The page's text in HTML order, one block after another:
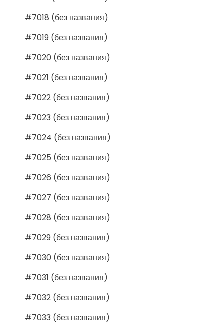
#7018 (без названия)
#7019 (без названия)
#7020 (без названия)
#7021 (без названия)
#7022 (без названия)
#7023 (без названия)
#7024 (без названия)
#7025 (без названия)
#7026 (без названия)
#7027 (без названия)
#7028 (без названия)
#7029 (без названия)
#7030 (без названия)
#7031 (без названия)
#7032 (без названия)
#7033 (без названия)